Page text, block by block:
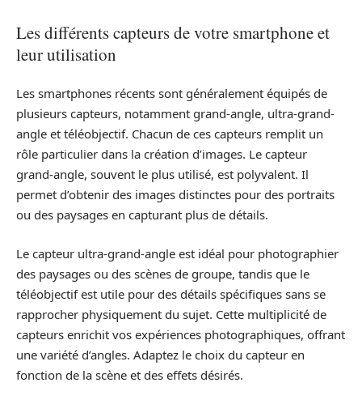
Les différents capteurs de votre smartphone et
leur utilisation
Les smartphones récents sont généralement équipés de
plusieurs capteurs, notamment grand-angle, ultra-grand-
angle et téléobjectif. Chacun de ces capteurs remplit un
rôle particulier dans la création d’images. Le capteur
grand-angle, souvent le plus utilisé, est polyvalent. Il
permet d’obtenir des images distinctes pour des portraits
ou des paysages en capturant plus de détails.
Le capteur ultra-grand-angle est idéal pour photographier
des paysages ou des scènes de groupe, tandis que le
téléobjectif est utile pour des détails spécifiques sans se
rapprocher physiquement du sujet. Cette multiplicité de
capteurs enrichit vos expériences photographiques, offrant
une variété d’angles. Adaptez le choix du capteur en
fonction de la scène et des effets désirés.